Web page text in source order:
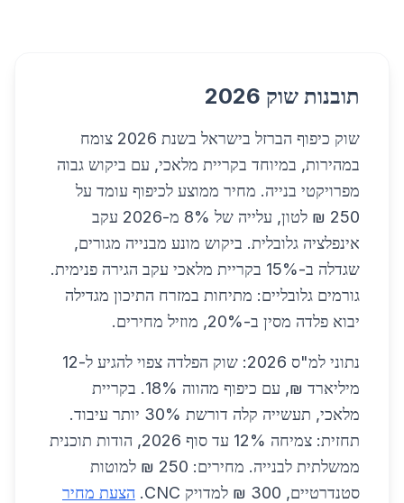
תובנות שוק 2026
שוק כיפוף הברזל בישראל בשנת 2026 צומח
במהירות, במיוחד בקריית מלאכי, עם ביקוש גבוה
מפרויקטי בנייה. מחיר ממוצע לכיפוף עומד על
250 ₪ לטון, עלייה של 8% מ-2026 עקב
אינפלציה גלובלית. ביקוש מונע מבנייה מגורים,
שגדלה ב-15% בקריית מלאכי עקב הגירה פנימית.
גורמים גלובליים: מתיחות במזרח התיכון מגדילה
יבוא פלדה מסין ב-20%, מוזיל מחירים.
נתוני למ"ס 2026: שוק הפלדה צפוי להגיע ל-12
מיליארד ₪, עם כיפוף מהווה 18%. בקריית
מלאכי, תעשייה קלה דורשת 30% יותר עיבוד.
תחזית: צמיחה 12% עד סוף 2026, הודות תוכנית
ממשלתית לבנייה. מחירים: 250 ₪ למוטות
סטנדרטיים, 300 ₪ למדויק CNC.
הצעת מחיר